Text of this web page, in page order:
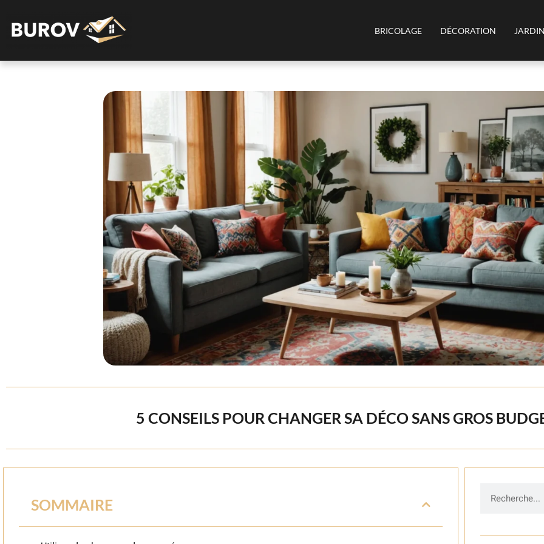
BRICOLAGE DÉCORATION
5 CONSEILS POUR CHANGER SA DÉCO SANS GROS
SOMMAIRE